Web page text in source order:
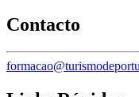
Contacto